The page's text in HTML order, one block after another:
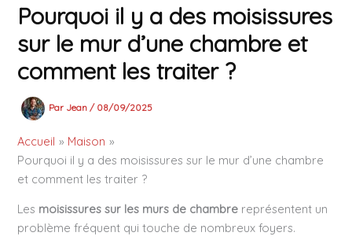
Pourquoi il y a des moisissures
sur le mur d’une chambre et
comment les traiter ?
Par Jean / 08/09/2025
Accueil
Maison
Pourquoi il y a des moisissures sur le mur d’une chambre
et comment les traiter ?
Les moisissures sur les murs de chambre représentent un
problème fréquent qui touche de nombreux foyers.